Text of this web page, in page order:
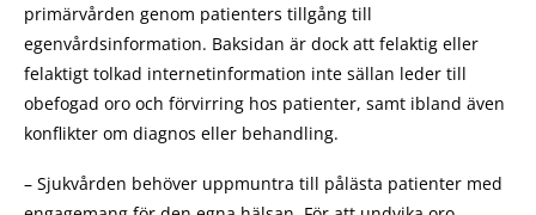
primärvården genom patienters tillgång till
egenvårdsinformation. Baksidan är dock att felaktig eller
felaktigt tolkad internetinformation inte sällan leder till
obefogad oro och förvirring hos patienter, samt ibland även
konflikter om diagnos eller behandling.
– Sjukvården behöver uppmuntra till pålästa patienter med